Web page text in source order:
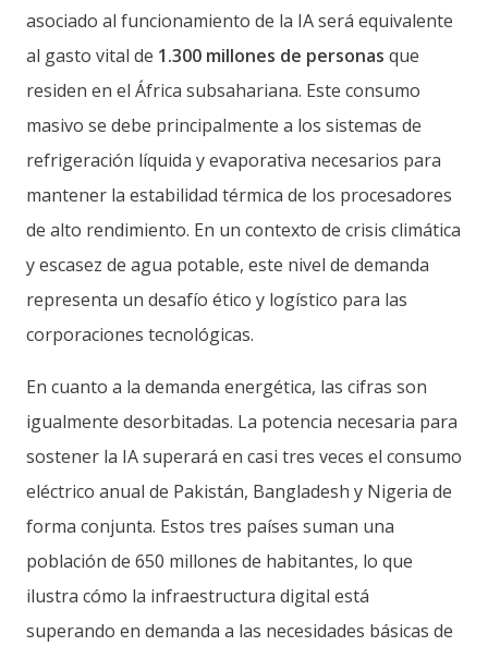
asociado al funcionamiento de la IA será equivalente
al gasto vital de 1.300 millones de personas que
residen en el África subsahariana. Este consumo
masivo se debe principalmente a los sistemas de
refrigeración líquida y evaporativa necesarios para
mantener la estabilidad térmica de los procesadores
de alto rendimiento. En un contexto de crisis climática
y escasez de agua potable, este nivel de demanda
representa un desafío ético y logístico para las
corporaciones tecnológicas.
En cuanto a la demanda energética, las cifras son
igualmente desorbitadas. La potencia necesaria para
sostener la IA superará en casi tres veces el consumo
eléctrico anual de Pakistán, Bangladesh y Nigeria de
forma conjunta. Estos tres países suman una
población de 650 millones de habitantes, lo que
ilustra cómo la infraestructura digital está
superando en demanda a las necesidades básicas de